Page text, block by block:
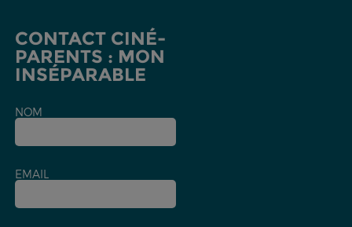
CONTACT CINÉ-
PARENTS : MON
INSÉPARABLE
NOM
EMAIL